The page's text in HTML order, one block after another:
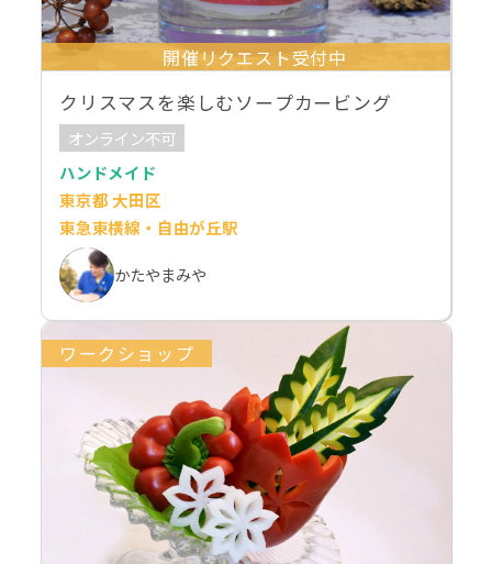
開催リクエスト受付中
クリスマスを楽しむソープカービング
オンライン不可
ハンドメイド
東京都 大田区
東急東横線・自由が丘駅
かたやまみや
ワークショップ